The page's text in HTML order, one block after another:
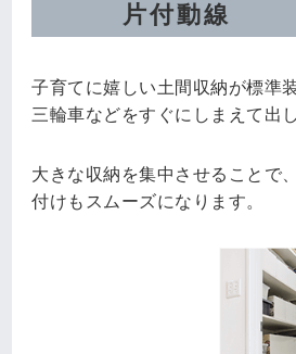
片付動線
子育てに嬉しい土間収納が標準
三輪車などをすぐにしまえて出
大きな収納を集中させることで
付けもスムーズになります。